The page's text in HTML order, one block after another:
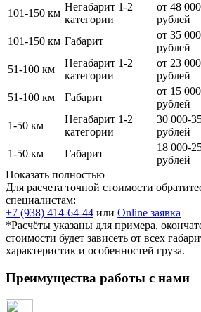
101-150 км
Негабарит 1-2
категории
от 48 000
рублей
101-150 км Габарит
от 35 000
рублей
51-100 км
Негабарит 1-2
категории
от 23 000
рублей
51-100 км Габарит
от 15 000
рублей
1-50 км
Негабарит 1-2
категории
30 000-
рублей
1-50 км Габарит
18 000-
рублей
Показать полностью
Для расчета точной стоимости
специалистам:
+7 (938) 414-64-44 или Online заявка
*Расчёты указаны для примера,
стоимости будет зависеть от всех
характеристик и особенностей груза.
Преимущества работы с нами